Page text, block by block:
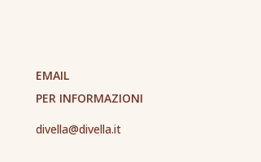
EMAIL
PER INFORMAZIONI
divella@divella.it